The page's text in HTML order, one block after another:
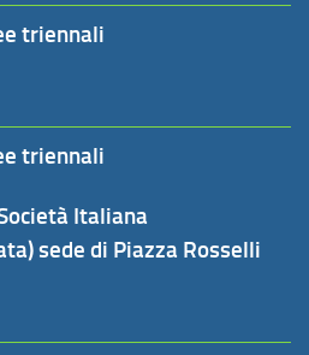
triennali
triennali
Italiana
sede di Piazza Rosselli